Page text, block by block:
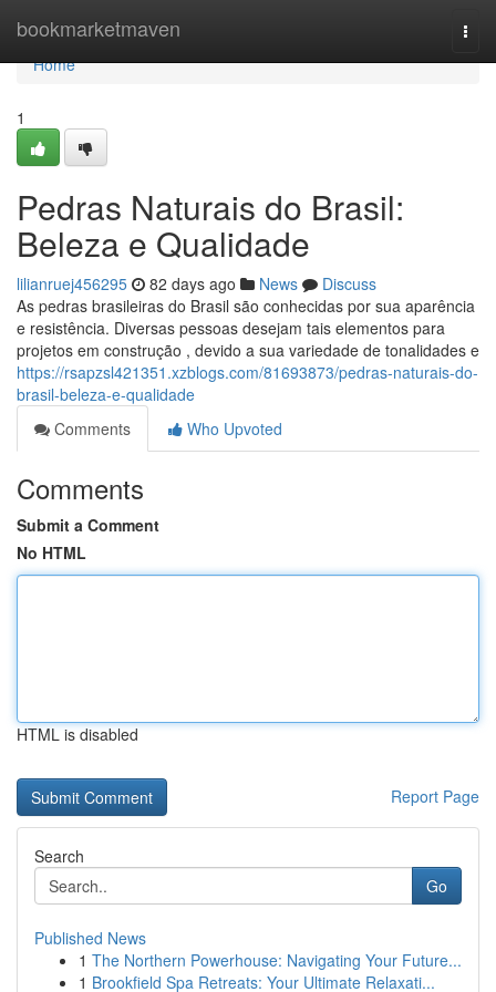
bookmarketmaven
Home
Home
1
Pedras Naturais do Brasil:
Beleza e Qualidade
lilianruej456295 82 days ago News
Discuss
As pedras brasileiras do Brasil são conhecidas por sua aparência
e resistência. Diversas pessoas desejam tais elementos para
projetos em construção , devido a sua variedade de tonalidades e
https://rsapzsl421351.xzblogs.com/81693873/pedras-naturais-do-
brasil-beleza-e-qualidade
Comments
Who Upvoted
Comments
Submit a Comment
No HTML
HTML is disabled
Report Page
Search
Go
Published News
1 The Northern Powerhouse: Navigating Your Future...
1 Brookfield Spa Retreats: Your Ultimate Relaxati...